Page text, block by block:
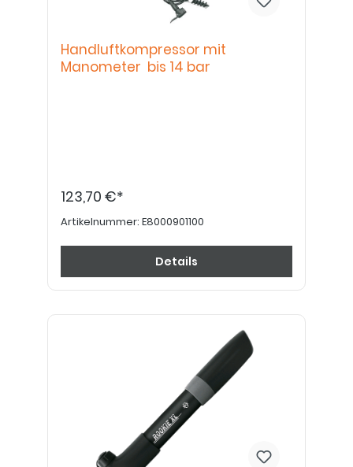
Handluftkompressor mit
Manometer bis 14 bar
123,70 €*
Artikelnummer: E8000901100
Details